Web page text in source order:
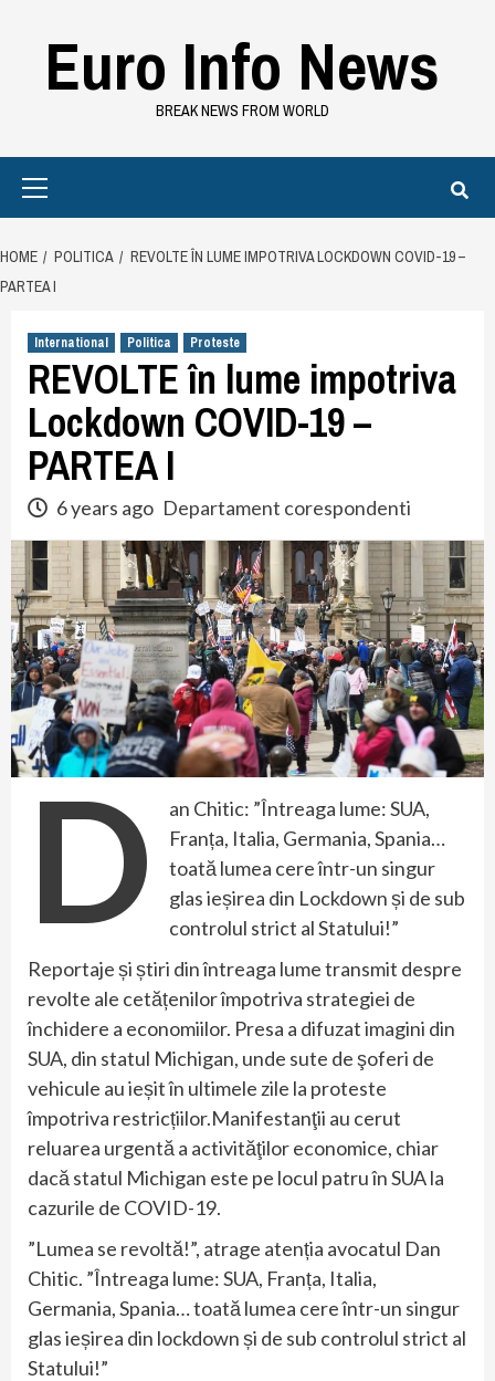
contentEuro Info News
BREAK NEWS FROM WORLD
HOME POLITICA
REVOLTE ÎN LUME IMPOTRIVA LOCKDOWN COVID-19 –
PARTEA I
International Politica Proteste
REVOLTE în lume impotriva
Lockdown COVID-19 –
PARTEA I
6 years ago Departament corespondenti
D
an Chitic: ”Întreaga lume: SUA,
Franța, Italia, Germania, Spania…
toată lumea cere într-un singur
glas ieșirea din Lockdown și de sub
controlul strict al Statului!”
Reportaje și știri din întreaga lume transmit despre
revolte ale cetățenilor împotriva strategiei de
închidere a economiilor. Presa a difuzat imagini din
SUA, din statul Michigan, unde sute de şoferi de
vehicule au ieșit în ultimele zile la proteste
împotriva restricțiilor.Manifestanţii au cerut
reluarea urgentă a activităţilor economice, chiar
dacă statul Michigan este pe locul patru în SUA la
cazurile de COVID-19.
”Lumea se revoltă!”, atrage atenția avocatul Dan
Chitic. ”Întreaga lume: SUA, Franța, Italia,
Germania, Spania… toată lumea cere într-un singur
glas ieșirea din lockdown și de sub controlul strict al
Statului!”